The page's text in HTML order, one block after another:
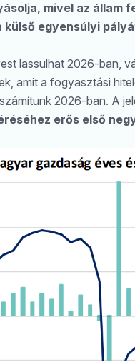
mivel az
egyensúlyi
lassulhat 2026-ban,
amit a fogyasztási
2026-ban. A
erős első